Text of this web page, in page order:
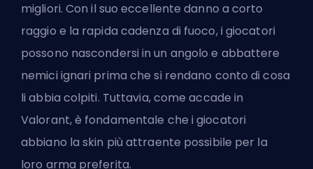
migliori. Con il suo eccellente danno a corto
raggio e la rapida cadenza di fuoco, i giocatori
possono nascondersi in un angolo e abbattere
nemici ignari prima che si rendano conto di cosa
li abbia colpiti. Tuttavia, come accade in
Valorant, è fondamentale che i giocatori
abbiano laskin più attraente possibile per la
loro arma preferita.